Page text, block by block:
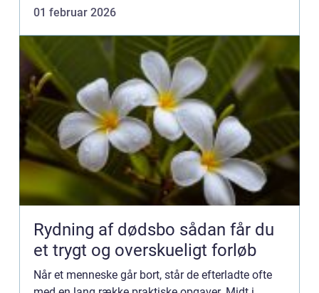
01 februar 2026
Rydning af dødsbo sådan får du
et trygt og overskueligt forløb
Når et menneske går bort, står de efterladte ofte